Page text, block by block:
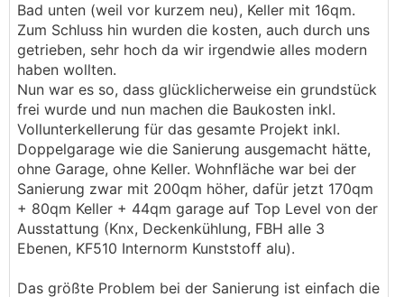
Bad unten (weil vor kurzem neu), Keller mit 16qm.
Zum Schluss hin wurden die kosten, auch durch uns
getrieben, sehr hoch da wir irgendwie alles modern
haben wollten.
Nun war es so, dass glücklicherweise ein grundstück
frei wurde und nun machen die Baukosten inkl.
Vollunterkellerung für das gesamte Projekt inkl.
Doppelgarage wie die Sanierung ausgemacht hätte,
ohne Garage, ohne Keller. Wohnfläche war bei der
Sanierung zwar mit 200qm höher, dafür jetzt 170qm
+ 80qm Keller + 44qm garage auf Top Level von der
Ausstattung (Knx, Deckenkühlung, FBH alle 3
Ebenen, KF510 Internorm Kunststoff alu).
Das größte Problem bei der Sanierung ist einfach die